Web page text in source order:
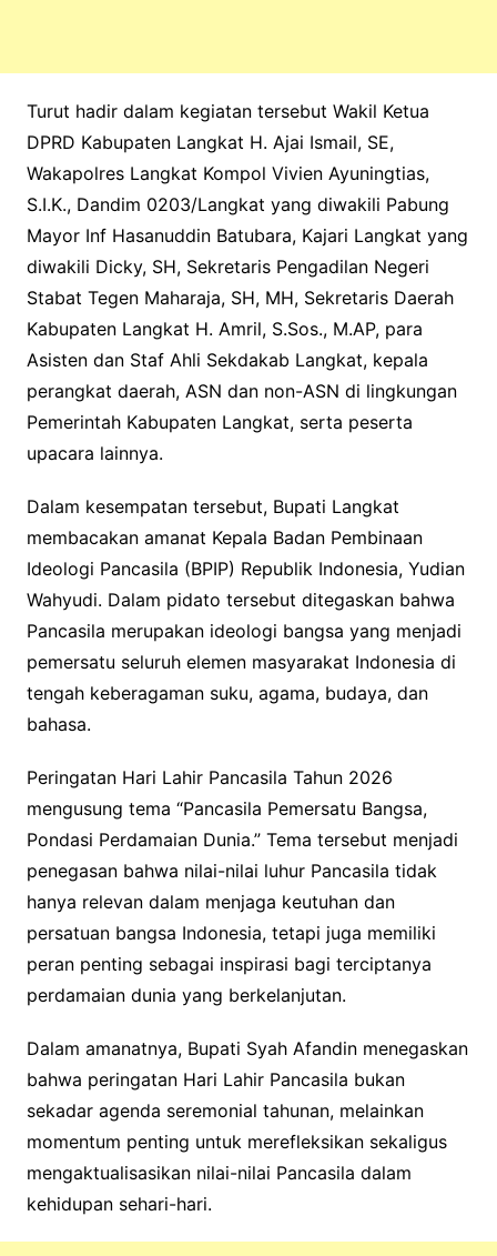
Turut hadir dalam kegiatan tersebut Wakil Ketua
DPRD Kabupaten Langkat H. Ajai Ismail, SE,
Wakapolres Langkat Kompol Vivien Ayuningtias,
S.I.K., Dandim 0203/Langkat yang diwakili Pabung
Mayor Inf Hasanuddin Batubara, Kajari Langkat yang
diwakili Dicky, SH, Sekretaris Pengadilan Negeri
Stabat Tegen Maharaja, SH, MH, Sekretaris Daerah
Kabupaten Langkat H. Amril, S.Sos., M.AP, para
Asisten dan Staf Ahli Sekdakab Langkat, kepala
perangkat daerah, ASN dan non-ASN di lingkungan
Pemerintah Kabupaten Langkat, serta peserta
upacara lainnya.
Dalam kesempatan tersebut, Bupati Langkat
membacakan amanat Kepala Badan Pembinaan
Ideologi Pancasila (BPIP) Republik Indonesia, Yudian
Wahyudi. Dalam pidato tersebut ditegaskan bahwa
Pancasila merupakan ideologi bangsa yang menjadi
pemersatu seluruh elemen masyarakat Indonesia di
tengah keberagaman suku, agama, budaya, dan
bahasa.
Peringatan Hari Lahir Pancasila Tahun 2026
mengusung tema “Pancasila Pemersatu Bangsa,
Pondasi Perdamaian Dunia.” Tema tersebut menjadi
penegasan bahwa nilai-nilai luhur Pancasila tidak
hanya relevan dalam menjaga keutuhan dan
persatuan bangsa Indonesia, tetapi juga memiliki
peran penting sebagai inspirasi bagi terciptanya
perdamaian dunia yang berkelanjutan.
Dalam amanatnya, Bupati Syah Afandin menegaskan
bahwa peringatan Hari Lahir Pancasila bukan
sekadar agenda seremonial tahunan, melainkan
momentum penting untuk merefleksikan sekaligus
mengaktualisasikan nilai-nilai Pancasila dalam
kehidupan sehari-hari.